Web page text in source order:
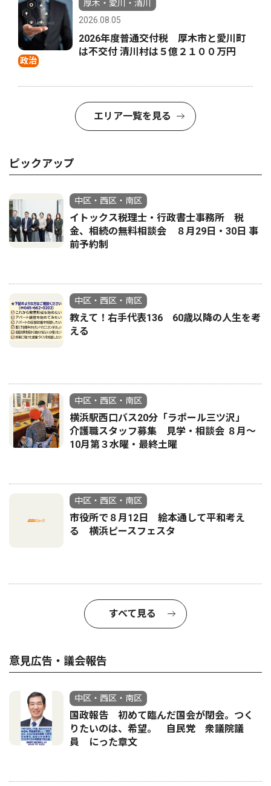
政治
厚木・愛川・清川
2026.08.05
2026年度普通交付税 厚木市と愛川町
は不交付 清川村は５億２１００万円
エリア一覧を見る
ピックアップ
中区・西区・南区
イトックス税理士・行政書士事務所 税
金、相続の無料相談会 ８月29日・30日 事
前予約制
中区・西区・南区
教えて！右手代表136 60歳以降の人生を考
える
中区・西区・南区
横浜駅西口バス20分「ラポール三ツ沢」
介護職スタッフ募集 見学・相談会 ８月〜
10月第３水曜・最終土曜
中区・西区・南区
市役所で８月12日 絵本通して平和考え
る 横浜ピースフェスタ
すべて見る
意見広告・議会報告
中区・西区・南区
国政報告 初めて臨んだ国会が閉会。つく
りたいのは、希望。 自民党 衆議院議
員 にった章文